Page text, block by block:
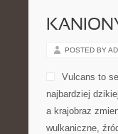
POSTED BY
Vulcans to
najbardziej
a krajobraz
wulkaniczne,